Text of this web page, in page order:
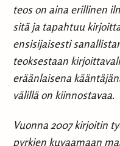
teos on aina erillinen
sitä ja tapahtuu
ensisijaisesti
teoksestaan
eräänlaisena
välillä on kiinnostavaa.
Vuonna 2007 kirjoitin
pyrkien kuvaamaan